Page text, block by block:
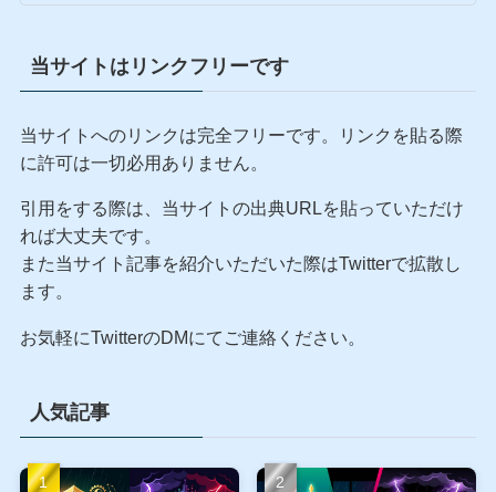
当サイトはリンクフリーです
当サイトへのリンクは完全フリーです。リンクを貼る際
に許可は一切必用ありません。
引用をする際は、当サイトの出典URLを貼っていただけ
れば大丈夫です。
また当サイト記事を紹介いただいた際はTwitterで拡散し
ます。
お気軽にTwitterのDMにてご連絡ください。
人気記事